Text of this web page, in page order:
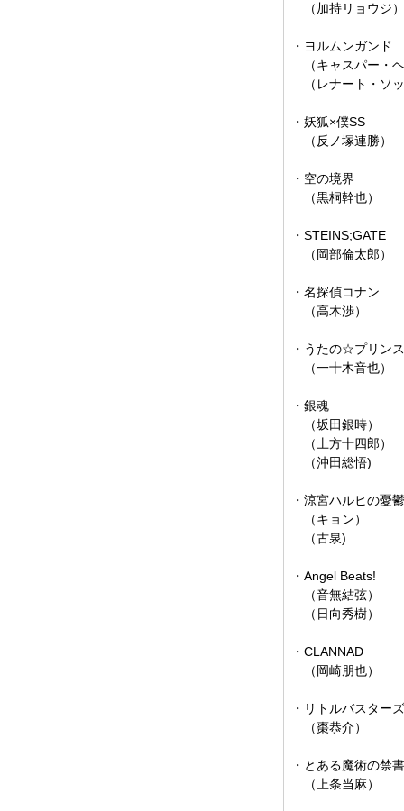
（加持リョウジ）
・ヨルムンガンド
（キャスパー・
（レナート・ソ
・妖狐×僕SS
（反ノ塚連勝）
・空の境界
（黒桐幹也）
・STEINS;GATE
（岡部倫太郎）
・名探偵コナン
（高木渉）
・うたの☆プリン
（一十木音也）
・銀魂
（坂田銀時）
（土方十四郎）
（沖田総悟)
・涼宮ハルヒの憂鬱
（キョン）
（古泉)
・Angel Beats!
（音無結弦）
（日向秀樹）
・CLANNAD
（岡崎朋也）
・リトルバスター
（棗恭介）
・とある魔術の禁
（上条当麻）